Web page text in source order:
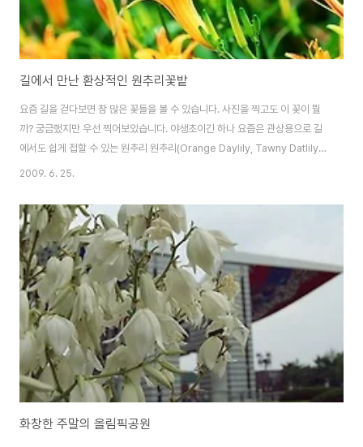
길에서 만난 환상적인 원추리꽃밭
요즘 길을 걷다보면 참 많은 꽃들을 볼 수 있습니다. 사진을 찍고도 이 꽃이 뭘
까? 궁금했지만 우선 찍어보았습니다. 야생초이긴 하나 요즘은 관상용으로 길
에서도 쉽게 접할 수 있는 원추리 원추리(Orange Daylily, Tawny Datlily,
Fulvous Daylily) 외떡잎식물 백합목 백합과의 여러해살이풀 학명은
역의 산야에 자생한다. '넘나물, 들원추리, 큰겹원추리, 겹첩넘나물, 홑왕원추
리' 등의 이명이 있으나, 이명이 다른 종의 정명으로 사용된 경우가 많으므로 이
명 사용은 삼가야 한다. 시름을 잊게 해준다는 중국의 고사가 있어 '훤초(萱
草)' 또는 '망우초(忘憂草)' 라고도 부른다. 가는 뿌리는..
2009. 6. 25.
화창한 주말의 올림픽공원